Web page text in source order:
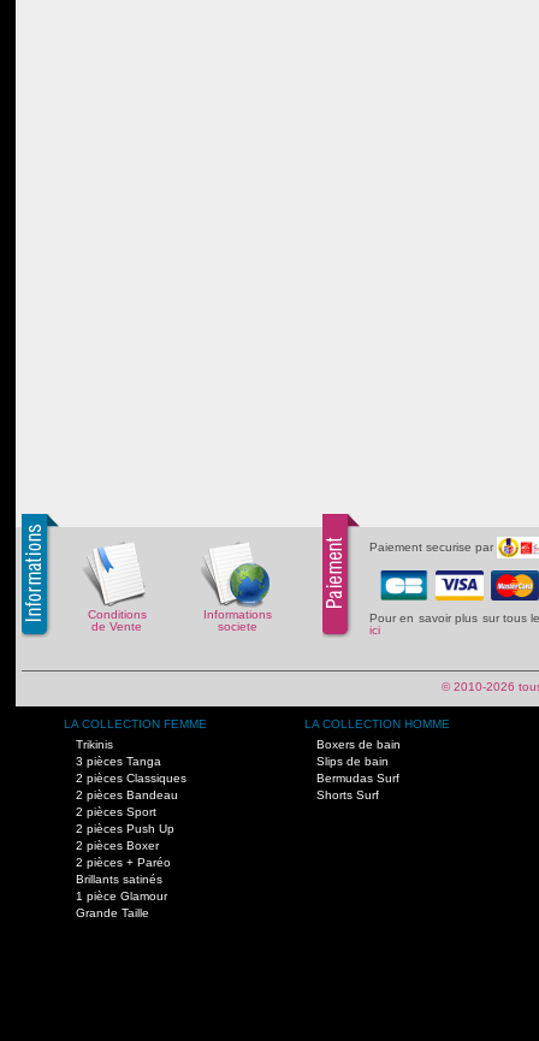
Conditions
de Vente
Informations
societe
Paiement securise par
Pour en savoir plus sur tous
ici
© 2010-2026
LA COLLECTION FEMME
Trikinis
3 pièces Tanga
2 pièces Classiques
2 pièces Bandeau
2 pièces Sport
2 pièces Push Up
2 pièces Boxer
2 pièces + Paréo
Brillants satinés
1 pièce Glamour
Grande Taille
LA COLLECTION HOMME
Boxers de bain
Slips de bain
Bermudas Surf
Shorts Surf